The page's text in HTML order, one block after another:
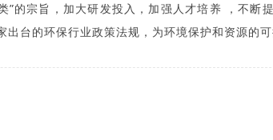
的宗旨，加大研发投入，加强人才培养 ，不断
台的环保行业政策法规，为环境保护和资源的